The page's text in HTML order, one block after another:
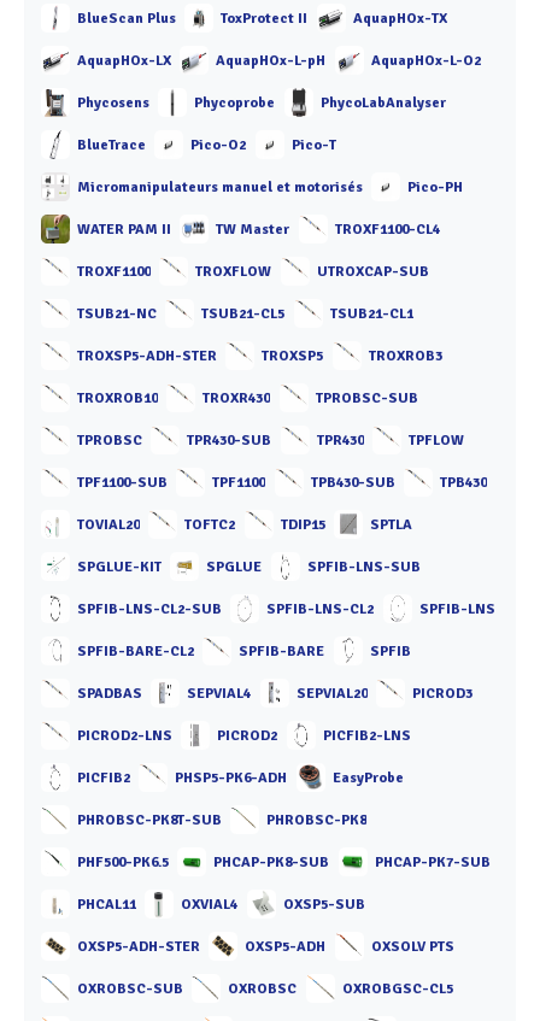
BlueScan Plus ToxProtect II AquapHOx-TX
AquapHOx-LX AquapHOx-L-pH AquapHOx-L-O2
Phycosens Phycoprobe PhycoLabAnalyser
BlueTrace Pico-O2 Pico-T
Micromanipulateurs manuel et motorisés Pico-PH
WATER PAM II TW Master TROXF1100-CL4
TROXF1100 TROXFLOW UTROXCAP-SUB
TSUB21-NC TSUB21-CL5 TSUB21-CL1
TROXSP5-ADH-STER TROXSP5 TROXROB3
TROXROB10 TROXR430 TPROBSC-SUB
TPROBSC TPR430-SUB TPR430 TPFLOW
TPF1100-SUB TPF1100 TPB430-SUB TPB430
TOVIAL20 TOFTC2 TDIP15 SPTLA
SPGLUE-KIT SPGLUE SPFIB-LNS-SUB
SPFIB-LNS-CL2-SUB SPFIB-LNS-CL2 SPFIB-LNS
SPFIB-BARE-CL2 SPFIB-BARE SPFIB
SPADBAS SEPVIAL4 SEPVIAL20 PICROD3
PICROD2-LNS PICROD2 PICFIB2-LNS
PICFIB2 PHSP5-PK6-ADH EasyProbe
PHROBSC-PK8T-SUB PHROBSC-PK8
PHF500-PK6.5 PHCAP-PK8-SUB PHCAP-PK7-SUB
PHCAL11 OXVIAL4 OXSP5-SUB
OXSP5-ADH-STER OXSP5-ADH OXSOLV PTS
OXROBSC-SUB OXROBSC OXROBGSC-CL5